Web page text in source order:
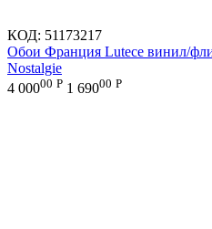
КОД: 51173217
Обои Франция Lutece винил/
Nostalgie
4 00000 Р 1 69000 Р